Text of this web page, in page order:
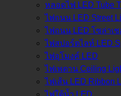
หลอดไฟ LED Tube
ไฟถนน LED Street
ไฟถนน LED โซล่าเ
ไฟสปอร์ตไลท์ LED
ไฟอุโมงค์ LED
ไฟเพดาน Ceiling
ไฟเส้น LED Ribbon